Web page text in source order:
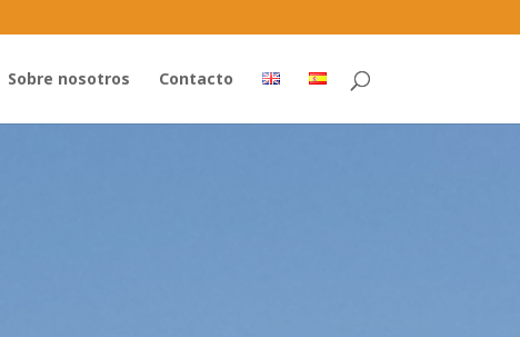
Sobre nosotros Contacto